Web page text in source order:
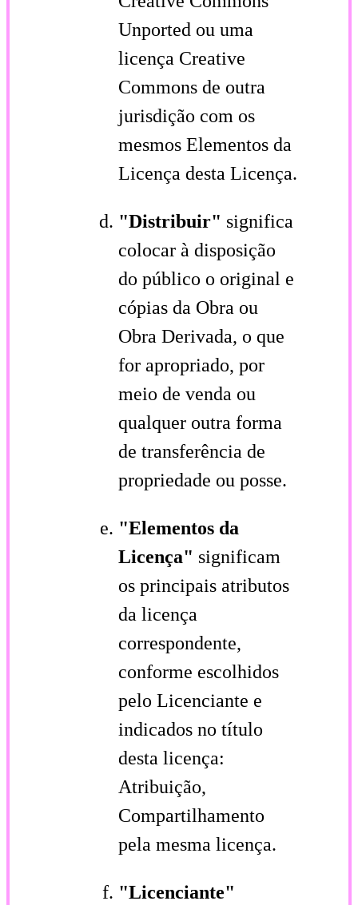
Unported ou uma
licença Creative
Commons de outra
jurisdição com os
mesmos Elementos da
Licença desta Licença.
"Distribuir" significa
colocar à disposição
do público o original e
cópias da Obra ou
Obra Derivada, o que
for apropriado, por
meio de venda ou
qualquer outra forma
de transferência de
propriedade ou posse.
"Elementos da
Licença" significam
os principais atributos
da licença
correspondente,
conforme escolhidos
pelo Licenciante e
indicados no título
desta licença:
Atribuição,
Compartilhamento
pela mesma licença.
"Licenciante"